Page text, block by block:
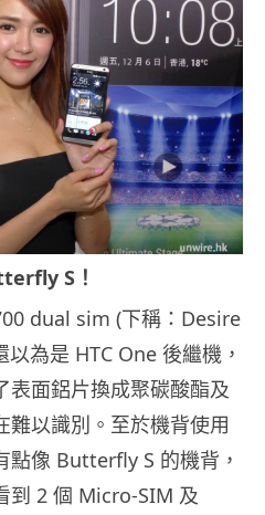
S！
dual sim (下稱：Desire
為是 HTC One 後繼機，
表面鋁片換成聚碳酸酯及
難以識別。至於機背使用
點像 Butterfly S 的機背，
到 2 個 Micro-SIM 及